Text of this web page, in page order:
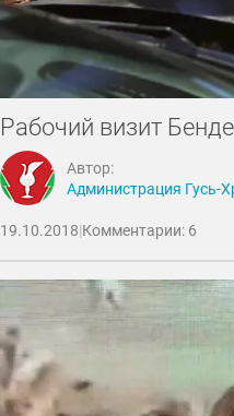
Рабочий визит
Автор:
Администрация Гусь-
19.10.2018|Комментарии: 6